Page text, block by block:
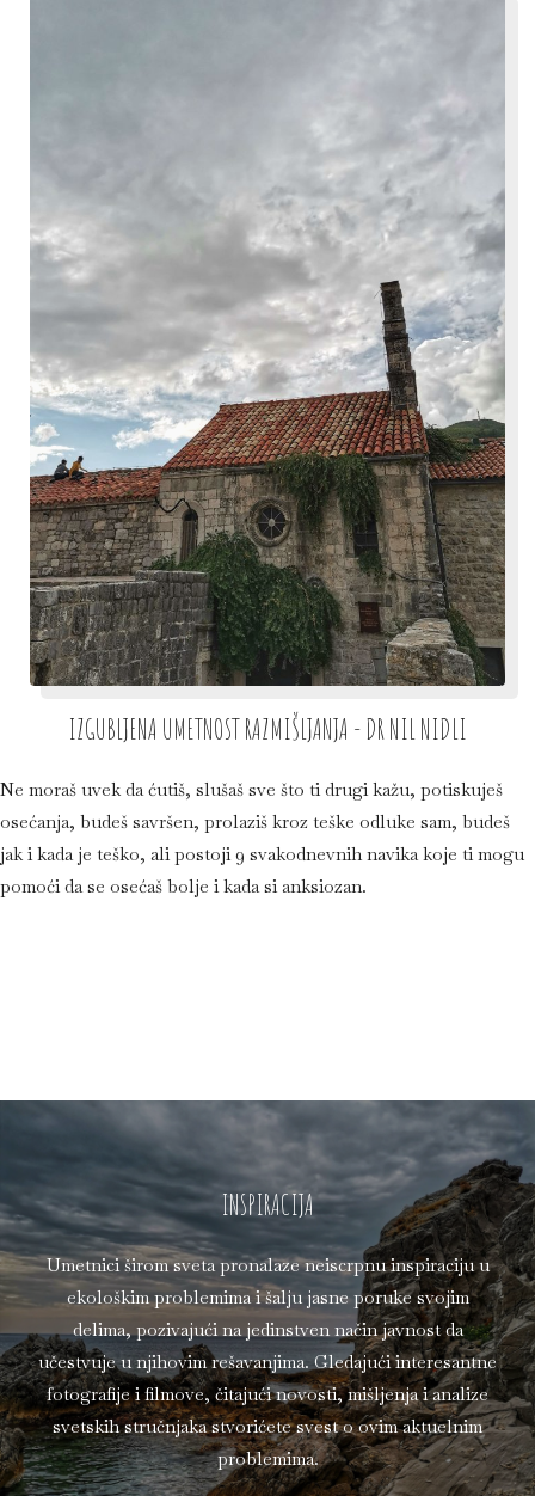
IZGUBLJENA UMETNOST RAZMIŠLJANJA - DR NIL NIDLI
Ne moraš uvek da ćutiš, slušaš sve što ti drugi kažu, potiskuješ
osećanja, budeš savršen, prolaziš kroz teške odluke sam, budeš
jak i kada je teško, ali postoji 9 svakodnevnih navika koje ti mogu
pomoći da se osećaš bolje i kada si anksiozan.
INSPIRACIJA​
Umetnici širom sveta pronalaze neiscrpnu inspiraciju u
ekološkim problemima i šalju jasne poruke svojim
delima, pozivajući na jedinstven način javnost da
učestvuje u njihovim rešavanjima. Gledajući interesantne
fotografije i filmove, čitajući novosti, mišljenja i analize
svetskih stručnjaka stvorićete svest o ovim aktuelnim
problemima.